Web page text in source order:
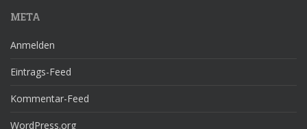
META
Anmelden
Eintrags-Feed
Kommentar-Feed
WordPress.org